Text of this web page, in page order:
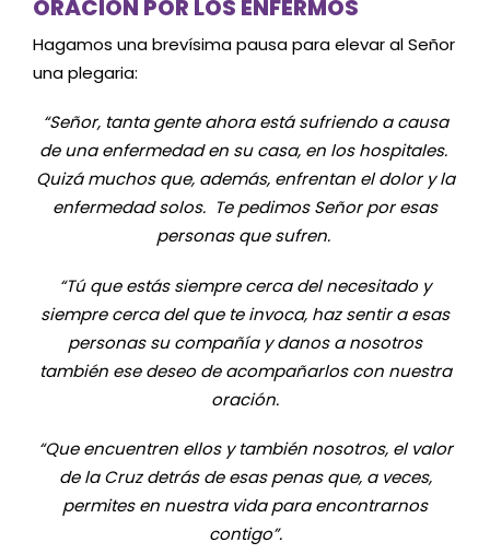
ORACIÓN POR LOS ENFERMOS
Hagamos una brevísima pausa para elevar al Señor
una plegaria:
“Señor, tanta gente ahora está sufriendo a causa
de una enfermedad en su casa, en los hospitales.
Quizá muchos que, además, enfrentan el dolor y la
enfermedad solos. Te pedimos Señor por esas
personas que sufren.
“Tú que estás siempre cerca del necesitado y
siempre cerca del que te invoca, haz sentir a esas
personas su compañía y danos a nosotros
también ese deseo de acompañarlos con nuestra
oración.
“Que encuentren ellos y también nosotros, el valor
de la Cruz detrás de esas penas que, a veces,
permites en nuestra vida para encontrarnos
contigo”.